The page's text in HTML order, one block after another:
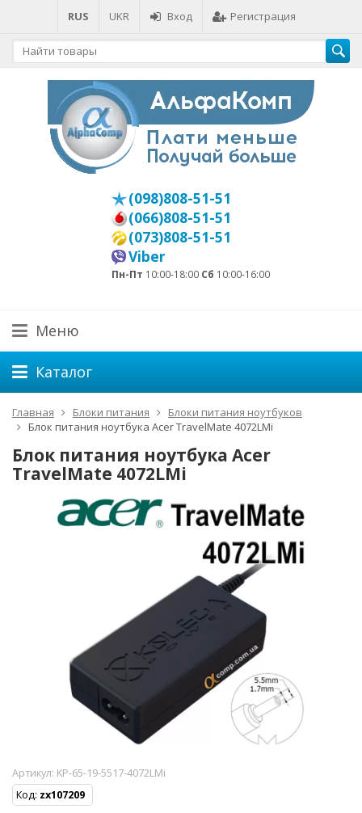
RUS UKR Вход Регистрация
(098)808-51-51
(066)808-51-51
(073)808-51-51
Viber
Пн-Пт 10:00-18:00 Сб 10:00-16:00
Меню
Каталог
Главная Блоки питания
Блоки питания ноутбуков
Блок питания ноутбука Acer TravelMate 4072LMi
Блок питания ноутбука Acer
TravelMate 4072LMi
Артикул: KP-65-19-5517-4072LMi
Код: zx107209